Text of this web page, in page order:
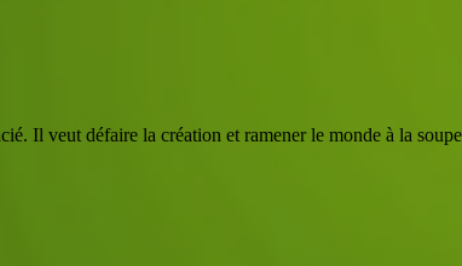
Il veut défaire la création et ramener le monde à la